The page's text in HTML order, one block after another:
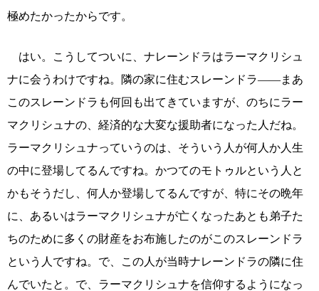
極めたかったからです。
はい。こうしてついに、ナレーンドラはラーマクリシュ
ナに会うわけですね。隣の家に住むスレーンドラ――まあ
このスレーンドラも何回も出てきていますが、のちにラー
マクリシュナの、経済的な大変な援助者になった人だね。
ラーマクリシュナっていうのは、そういう人が何人か人生
の中に登場してるんですね。かつてのモトゥルという人と
かもそうだし、何人か登場してるんですが、特にその晩年
に、あるいはラーマクリシュナが亡くなったあとも弟子た
ちのために多くの財産をお布施したのがこのスレーンドラ
という人ですね。で、この人が当時ナレーンドラの隣に住
んでいたと。で、ラーマクリシュナを信仰するようになっ